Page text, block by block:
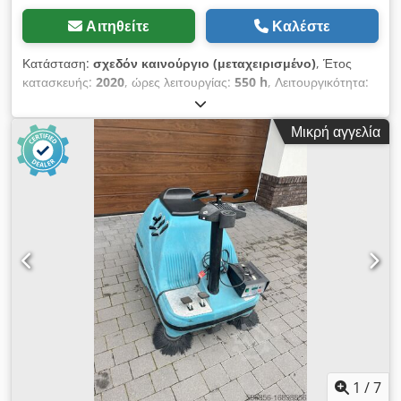
Αιτηθείτε Καλέστε
Κατάσταση: σχεδόν καινούργιο (μεταχειρισμένο), Έτος
κατασκευής: 2020, ώρες λειτουργίας: 550 h, Λειτουργικότητα:
, τύπος καυσίμου:
μπλε, κενό βάρος:248 κιλ, τύπος μετάδοσης:αυτόματο,
Σκουπίστρα σε άριστη κατάσταση, με μπαταρία και κάθισμα
οδηγού, WEIDNER STAR 110E, 6500 m², βιομηχανική σκούπα
Καινούργιες μπαταρίες εργασίας! Κατασκευαστής: Weidner
KS1-00110E Έτος κατασκευής: 2020 Ώρες λειτουργίας: 550 h
Τεχνικά χαρακτηριστικά STAR 110: Πλάτος εργασίας με
ρυθμιζόμενη κύρια βούρτσα: 700 mm Πλάτος εργασίας με 2
πλευρικές βούρτσες: 1100 mm Ηλεκτρικό σύστημα: 24 V, 4 x 6
V / 180 Ah μπαταρία εργασίας – ΚΑΙΝΟΥΡΓΙΑ! Απόδοση
εργασίας: μέγ. 6800 m²/h Dkedpfx Aozf Aviji Tjr Χρήσιμη
απόδοση: μέγ. 5000 m²/h Δοχείο σκόνης: 68 λίτρα Μεγάλο
φίλτρο πλάκας – αντιστατική επιφάνεια κυτταρίνης: 6 m² με
ηλεκτρική λειτουργία ανακίνησης φίλτρου Ρυθμιζόμενη κύρια
βούρτσα Ανασηκούμενο καπάκι για ευκολότερη συλλογή
μεγαλύτερων απορριμμάτων Απευθείας σκούπισμα μέσα σε
Μικρή αγγελία
1 /7